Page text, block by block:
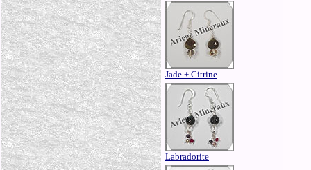
Jade + Citrine
Labradorite